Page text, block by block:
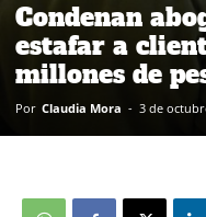
Condenan
estafar a
millones de
Por Claudia Mora - 3 de